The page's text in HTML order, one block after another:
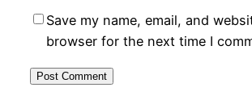
Save my name, email, and
browser for the next time I